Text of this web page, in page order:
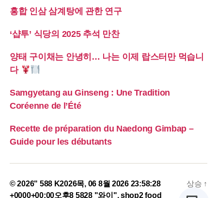
홍합 인삼 삼계탕에 관한 연구
‘샵투’ 식당의 2025 추석 만찬
양태 구이채는 안녕히… 나는 이제 랍스터만 먹습니
다
Samgyetang au Ginseng : Une Tradition
Coréenne de l’Été
Recette de préparation du Naedong Gimbap –
Guide pour les débutants
© 2026" 588 K2026목, 06 8월 2026 23:58:28
+0000+00:00오후8 5828 "와이".shop2 food
상승 ↑